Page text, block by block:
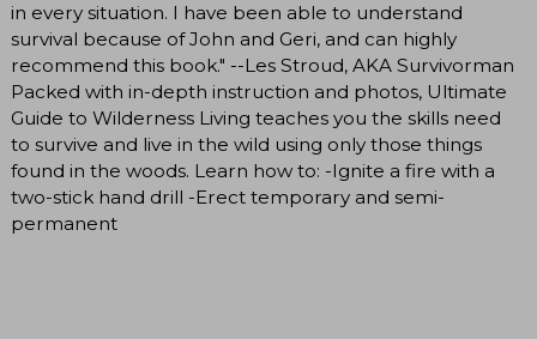
in every situation. I have been able to understand
survival because of John and Geri, and can highly
recommend this book." --Les Stroud, AKA Survivorman
Packed with in-depth instruction and photos, Ultimate
Guide to Wilderness Living teaches you the skills need
to survive and live in the wild using only those things
found in the woods. Learn how to: -Ignite a fire with a
two-stick hand drill -Erect temporary and semi-
permanent